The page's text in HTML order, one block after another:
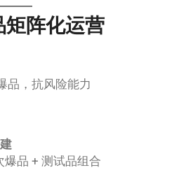
矩阵化运营
品，抗风险能力
爆品 + 测试品组合